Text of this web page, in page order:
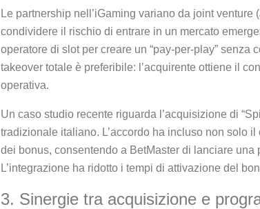
Le partnership nell’iGaming variano da joint
condividere il rischio di entrare in un mercato
operatore di slot per creare un “pay‑per‑play”
takeover totale è preferibile: l’acquirente ottiene il
operativa.
Un caso studio recente riguarda l’acquisizione di
tradizionale italiano. L’accordo ha incluso non solo
dei bonus, consentendo a BetMaster di lanciare una
L’integrazione ha ridotto i tempi di attivazione del
3. Sinergie tra acquisizione e